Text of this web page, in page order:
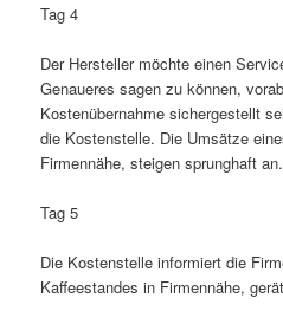
Tag 4
Der Hersteller möchte einen
Genaueres sagen zu können,
Kostenübernahme sichergestellt
die Kostenstelle. Die Umsätze
Firmennähe, steigen sprunghaft an.
Tag 5
Die Kostenstelle informiert die
Kaffeestandes in Firmennähe,